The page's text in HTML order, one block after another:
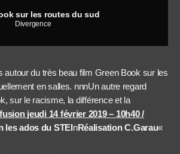
sur les routes du sud
Divergence
autour du très beau film Green Book sur les
en salles. nnnUn autre regard
sur le racisme, la différence et la
jeudi 14 février 2019 – 10h40 /
les ados du STEInRéalisation C.Garau«